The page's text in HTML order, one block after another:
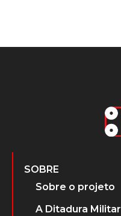
SOBRE
Sobre o projeto
A Ditadura Militar